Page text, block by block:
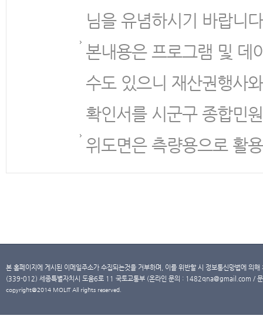
님을 유념하시기 바랍니
본내용은 프로그램 및 데
수도 있으니 재산권행사
확인서를 시군구 종합민
위도면은 측량용으로 활
본 홈페이지에 게시된 이메일주소가 수집되는것을 거부하며, 이를 위반할 시 정보통신망법에 의
(339-012) 세종특별자치시 도움6로 11 국토교통부 (온라인 문의 : 1482qna@gmail.com /
copyright@2014 MOLIT All rights reserved.